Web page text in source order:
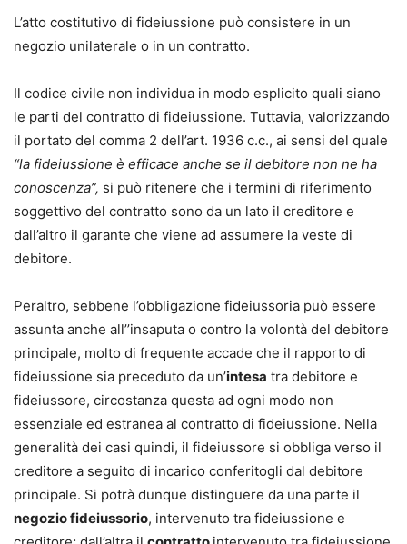
L’atto costitutivo di fideiussione può consistere in un
negozio unilaterale o in un contratto.
Il codice civile non individua in modo esplicito quali siano
le parti del contratto di fideiussione. Tuttavia, valorizzando
il portato del comma 2 dell’art. 1936 c.c., ai sensi del quale
“la fideiussione è efficace anche se il debitore non ne ha
conoscenza”, si può ritenere che i termini di riferimento
soggettivo del contratto sono da un lato il creditore e
dall’altro il garante che viene ad assumere la veste di
debitore.
Peraltro, sebbene l’obbligazione fideiussoria può essere
assunta anche all’’insaputa o contro la volontà del debitore
principale, molto di frequente accade che il rapporto di
fideiussione sia preceduto da un’intesa tra debitore e
fideiussore, circostanza questa ad ogni modo non
essenziale ed estranea al contratto di fideiussione. Nella
generalità dei casi quindi, il fideiussore si obbliga verso il
creditore a seguito di incarico conferitogli dal debitore
principale. Si potrà dunque distinguere da una parte il
negozio fideiussorio, intervenuto tra fideiussione e